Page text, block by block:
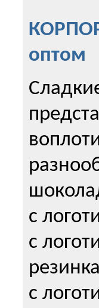
оптом
с
с
с